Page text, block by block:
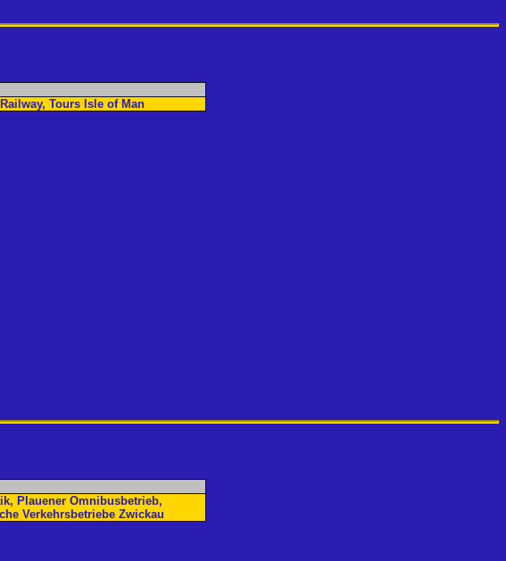
Tours Isle of Man
Plauener Omnibusbetrieb,
Verkehrsbetriebe Zwickau